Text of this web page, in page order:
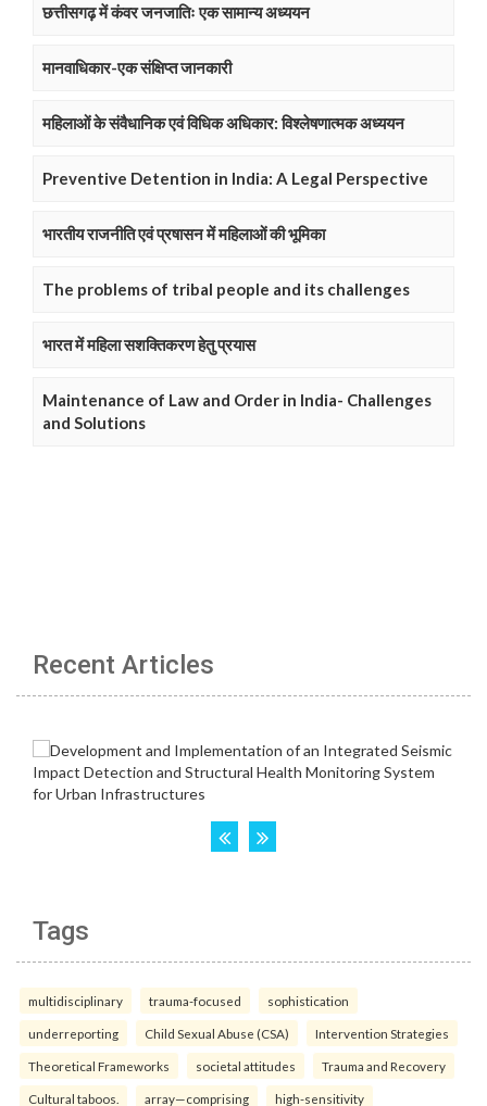
छत्तीसगढ़ में कंवर जनजातिः एक सामान्य अध्ययन
मानवाधिकार-एक संक्षिप्त जानकारी
महिलाओं के संवैधानिक एवं विधिक अधिकार: विश्लेषणात्मक अध्ययन
Preventive Detention in India: A Legal Perspective
भारतीय राजनीति एवं प्रषासन में महिलाओं की भूमिका
The problems of tribal people and its challenges
भारत में महिला सशक्तिकरण हेतु प्रयास
Maintenance of Law and Order in India- Challenges
and Solutions
Recent Articles
Tags
multidisciplinary trauma-focused sophistication
underreporting Child Sexual Abuse (CSA) Intervention Strategies
Theoretical Frameworks societal attitudes Trauma and Recovery
Cultural taboos. array—comprising high-sensitivity